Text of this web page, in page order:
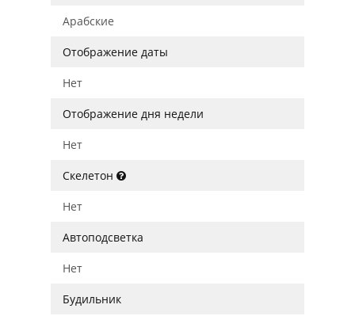
Арабские
Отображение даты
Нет
Отображение дня недели
Нет
Скелетон
Нет
Автоподсветка
Нет
Будильник